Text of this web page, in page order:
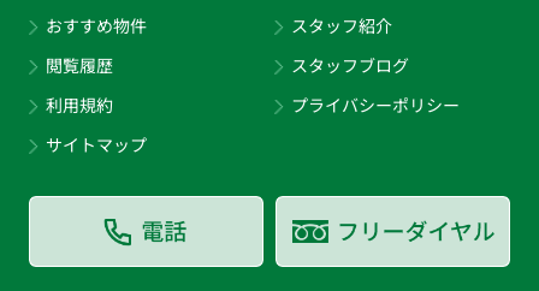
おすすめ物件
閲覧履歴
利用規約
サイトマップ
スタッフ紹介
スタッフブログ
プライバシーポリシー